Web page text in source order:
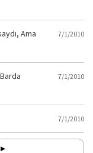
Ama
7/1/2010
7/1/2010
7/1/2010